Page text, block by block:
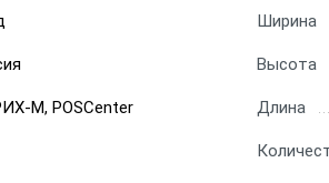
М, POSCenter
Ширина
Высота
Длина